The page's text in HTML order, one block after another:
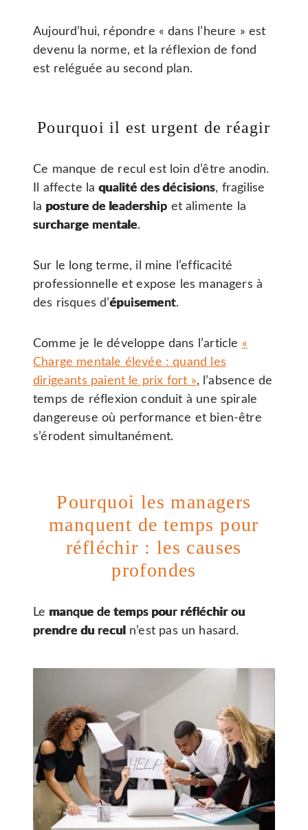
Aujourd’hui, répondre « dans l’heure » est
devenu la norme, et la réflexion de fond
est reléguée au second plan.
Pourquoi il est urgent de réagir
Ce manque de recul est loin d’être anodin.
Il affecte laqualité des décisions, fragilise
la posture de leadership et alimente la
surcharge mentale.
Sur le long terme, il mine l’efficacité
professionnelle et expose les managers à
des risques d’épuisement.
Comme je le développe dans l’article «
Charge mentale élevée : quand les
dirigeants paient le prix fort », l’absence de
temps de réflexion conduit à une spirale
dangereuse où performance et bien-être
s’érodent simultanément.
Pourquoi les managers
manquent de temps pour
réfléchir : les causes
profondes
Le manque de temps pour réfléchir ou
prendre du recul
n’est pas un hasard.